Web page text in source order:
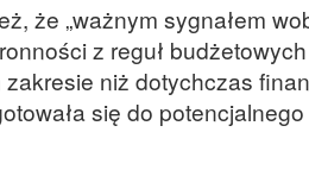
że „ważnym sygnałem
z reguł
zakresie niż dotychczas
się do